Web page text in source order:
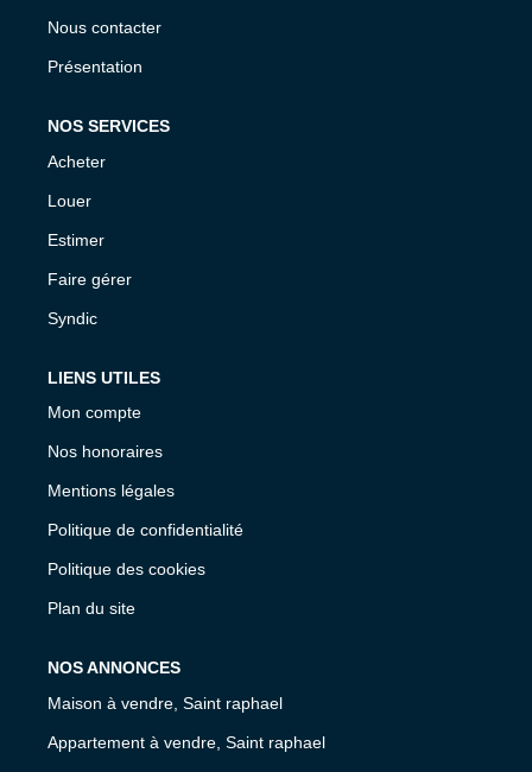
Nous contacter
Présentation
NOS SERVICES
Acheter
Louer
Estimer
Faire gérer
Syndic
LIENS UTILES
Mon compte
Nos honoraires
Mentions légales
Politique de confidentialité
Politique des cookies
Plan du site
NOS ANNONCES
Maison à vendre, Saint raphael
Appartement à vendre, Saint raphael